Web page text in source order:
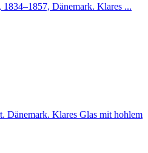
1834–1857, Dänemark. Klares ...
Dänemark. Klares Glas mit hohlem